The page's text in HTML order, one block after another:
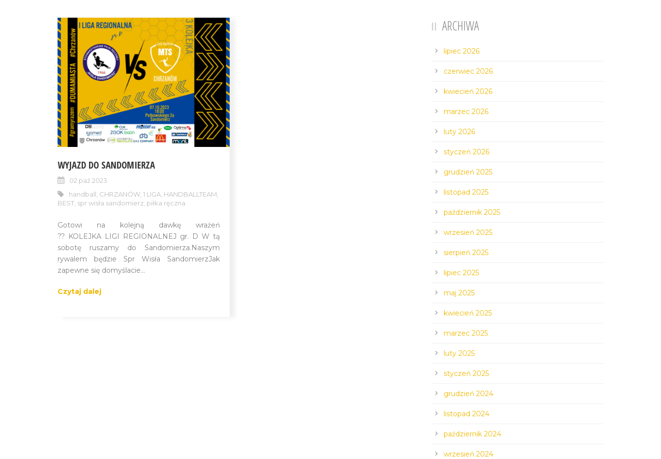
WYJAZD DO SANDOMIERZA
02 paź 2023
handball CHRZANÓW 1 LIGA HANDBALLTEAM
BEST spr wisła sandomierz piłka ręczna
Gotowi na kolejną dawkę wrażeń
?? KOLEJKA LIGI REGIONALNEJ gr. D W tą
sobotę ruszamy do Sandomierza.Naszym
rywalem będzie Spr Wisła SandomierzJak
zapewne się domyślacie...
Czytaj dalej
ARCHIWA
lipiec 2026
czerwiec 2026
kwiecień 2026
marzec 2026
luty 2026
styczeń 2026
grudzień 2025
listopad 2025
październik 2025
wrzesień 2025
sierpień 2025
lipiec 2025
maj 2025
kwiecień 2025
marzec 2025
luty 2025
styczeń 2025
grudzień 2024
listopad 2024
październik 2024
wrzesień 2024